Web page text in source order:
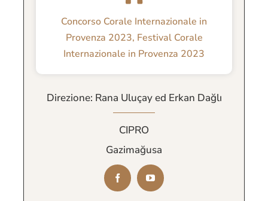
Concorso Corale Internazionale in
Provenza 2023, Festival Corale
Internazionale in Provenza 2023
Direzione: Rana Uluçay ed Erkan Dağlı
CIPRO
Gazimağusa